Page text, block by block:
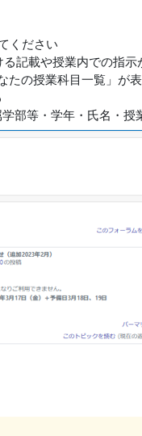
ください
記載や授業内での指
の授業科目一覧」が
等・学年・氏名・授